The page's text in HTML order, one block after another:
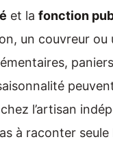
et la fonction
un couvreur
l’artisan
à raconter